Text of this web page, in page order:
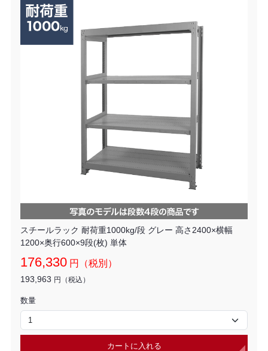
スチールラック 耐荷重1000kg/段 グレー 高さ2400×横幅
1200×奥行600×9段(枚) 単体
176,330 円（税別）
193,963 円（税込）
数量
カートに入れる